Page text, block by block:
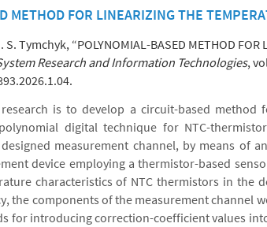
METHOD FOR LINEARIZING THE
Tymchyk, “POLYNOMIAL-BASED METHOD FOR
Research and Information Technologies,
is to develop a circuit-based method
digital technique for NTC-
measurement channel, by means of
device employing a thermistor-based
characteristics of NTC thermistors in the
the components of the measurement channel
for introducing correction-coefficient values